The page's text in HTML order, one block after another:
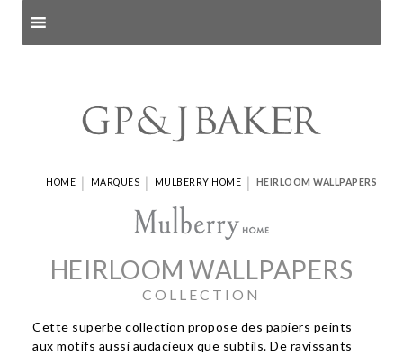
HOME | MARQUES | MULBERRY HOME | HEIRLOOM WALLPAPERS
HEIRLOOM WALLPAPERS
COLLECTION
Cette superbe collection propose des papiers peints
aux motifs aussi audacieux que subtils. De ravissants